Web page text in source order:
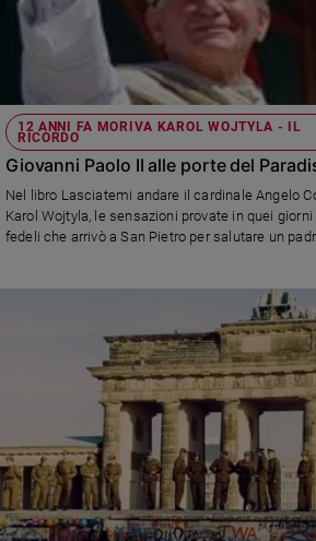
12 ANNI FA MORIVA KAROL WOJTYLA - IL
RICORDO
Giovanni Paolo II alle porte del
Nel libro Lasciatemi andare il cardinale Angelo
Karol Wojtyla, le sensazioni provate in quei
fedeli che arrivò a San Pietro per salutare un